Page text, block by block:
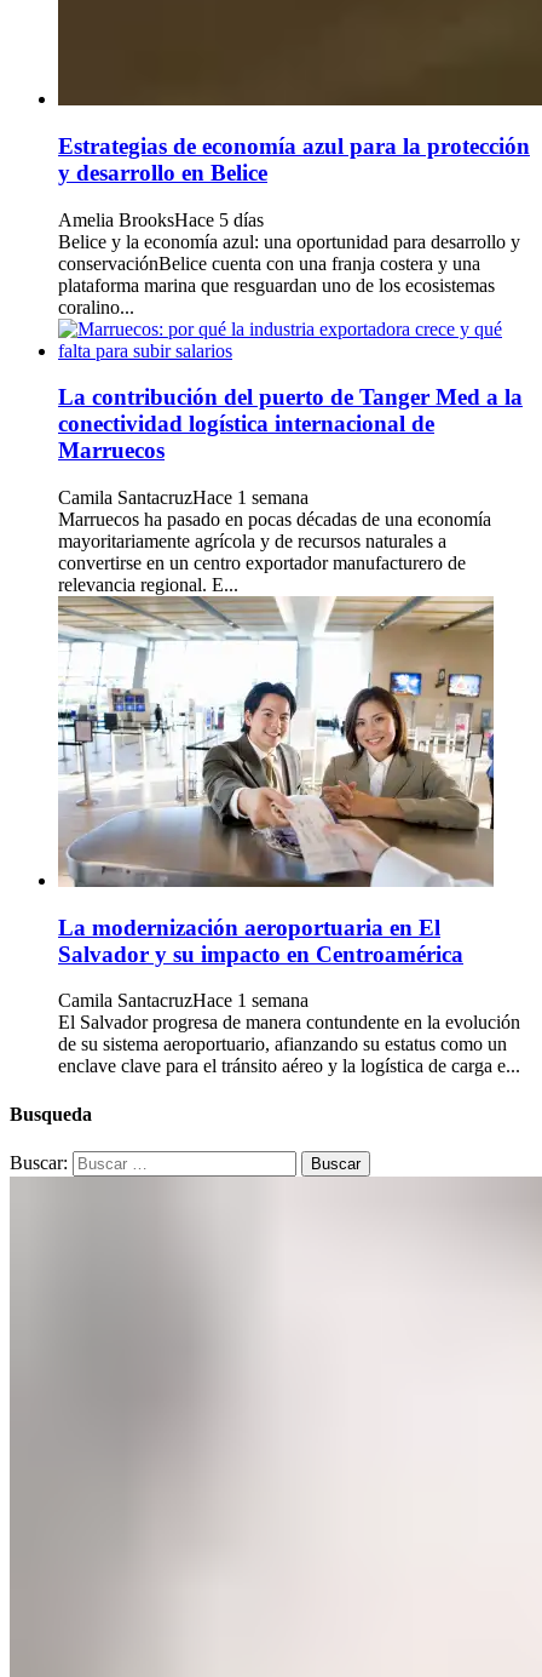
Estrategias de economía azul para la protección
y desarrollo en Belice
Amelia BrooksHace 5 días
Belice y la economía azul: una oportunidad para desarrollo y
conservaciónBelice cuenta con una franja costera y una
plataforma marina que resguardan uno de los ecosistemas
coralino...
La contribución del puerto de Tanger Med a la
conectividad logística internacional de
Marruecos
Camila SantacruzHace 1 semana
Marruecos ha pasado en pocas décadas de una economía
mayoritariamente agrícola y de recursos naturales a
convertirse en un centro exportador manufacturero de
relevancia regional. E...
La modernización aeroportuaria en El
Salvador y su impacto en Centroamérica
Camila SantacruzHace 1 semana
El Salvador progresa de manera contundente en la evolución
de su sistema aeroportuario, afianzando su estatus como un
enclave clave para el tránsito aéreo y la logística de carga e...
Busqueda
Buscar: